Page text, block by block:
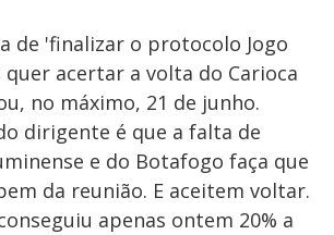
de 'finalizar o protocolo Jogo
quer acertar a volta do Carioca
no máximo, 21 de junho.
dirigente é que a falta de
e do Botafogo faça que
da reunião. E aceitem voltar.
apenas ontem 20% a